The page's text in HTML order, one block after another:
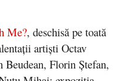
Me?, deschisă pe toată
artiști Octav
Beudean, Florin Ștefan,